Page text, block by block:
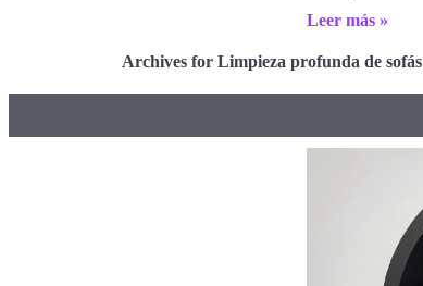
Leer más »
Archives for Limpieza profunda de sofás